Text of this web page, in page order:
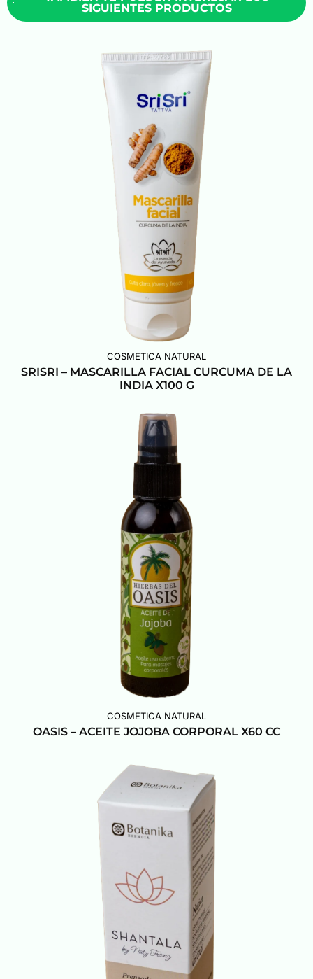
SIGUIENTES PRODUCTOS
COSMETICA NATURAL
SRISRI – MASCARILLA FACIAL CURCUMA DE LA
INDIA X100 G
COSMETICA NATURAL
OASIS – ACEITE JOJOBA CORPORAL X60 CC